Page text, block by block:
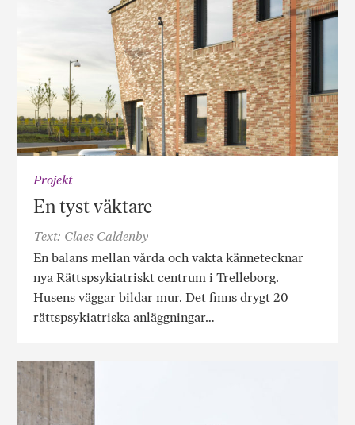
Projekt
En tyst väktare
Text: Claes Caldenby
En balans mellan vårda och vakta kännetecknar
nya Rättspsykiatriskt centrum i Trelleborg.
Husens väggar bildar mur. Det finns drygt 20
rättspsykiatriska anläggningar…